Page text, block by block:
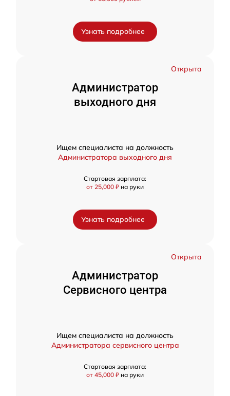
Узнать подробнее
Открыта
Администратор
выходного дня
Ищем специалиста на должность
Администратора выходного дня
Стартовая зарплата:
от 25,000 ₽ на руки
Узнать подробнее
Открыта
Администратор
Сервисного центра
Ищем специалиста на должность
Администратора сервисного центра
Стартовая зарплата:
от 45,000 ₽ на руки